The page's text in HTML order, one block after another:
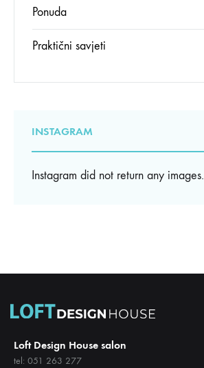
Ponuda
Praktični savjeti
INSTAGRAM
Instagram did not return any images.
Loft Design House salon
tel: 051 263 277